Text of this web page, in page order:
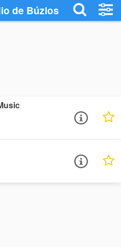
de Búzios